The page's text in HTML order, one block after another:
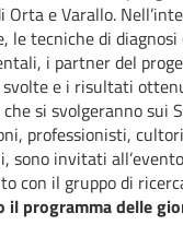
Orta e Varallo.
le tecniche di
i partner del
e i risultati
che si svolgeranno sui
professionisti,
sono invitati
con il gruppo di
il programma delle